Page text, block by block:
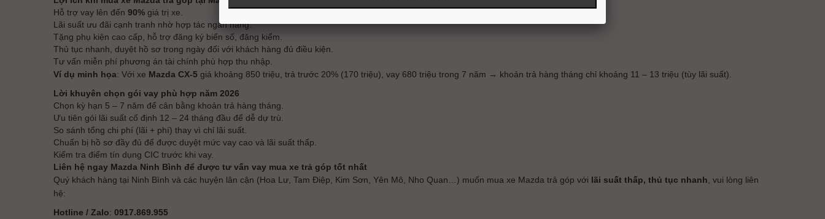
Hỗ trợ vay lên đến 90% giá trị xe.
Lãi suất ưu đãi cạnh tranh nhờ hợp tác ngân hàng.
Tặng phụ kiện cao cấp, hỗ trợ đăng ký biển số, đăng kiểm.
Thủ tục nhanh, duyệt hồ sơ trong ngày đối với khách hàng đủ điều kiện.
Tư vấn miễn phí phương án tài chính phù hợp thu nhập.
Ví dụ minh họa: Với xe Mazda CX-5 giá khoảng 850 triệu, trả trước 20% (170 triệu), vay 680 triệu trong 7 năm → khoản trả hàng tháng chỉ khoảng 11 – 13 triệu (tùy lãi suất).
Lời khuyên chọn gói vay phù hợp năm 2026
Chọn kỳ hạn 5 – 7 năm để cân bằng khoản trả hàng tháng.
Ưu tiên gói lãi suất cố định 12 – 24 tháng đầu để dễ dự trù.
So sánh tổng chi phí (lãi + phí) thay vì chỉ lãi suất.
Chuẩn bị hồ sơ đầy đủ để được duyệt mức vay cao và lãi suất thấp.
Kiểm tra điểm tín dụng CIC trước khi vay.
Liên hệ ngay Mazda Ninh Bình để được tư vấn vay mua xe trả góp tốt nhất
Quý khách hàng tại Ninh Bình và các huyện lân cận (Hoa Lư, Tam Điệp, Kim Sơn, Yên Mô, Nho Quan…) muốn mua xe Mazda trả góp với lãi suất thấp, thủ tục nhanh , vui lòng liên
hệ:
Hotline / Zalo: 0917.869.955